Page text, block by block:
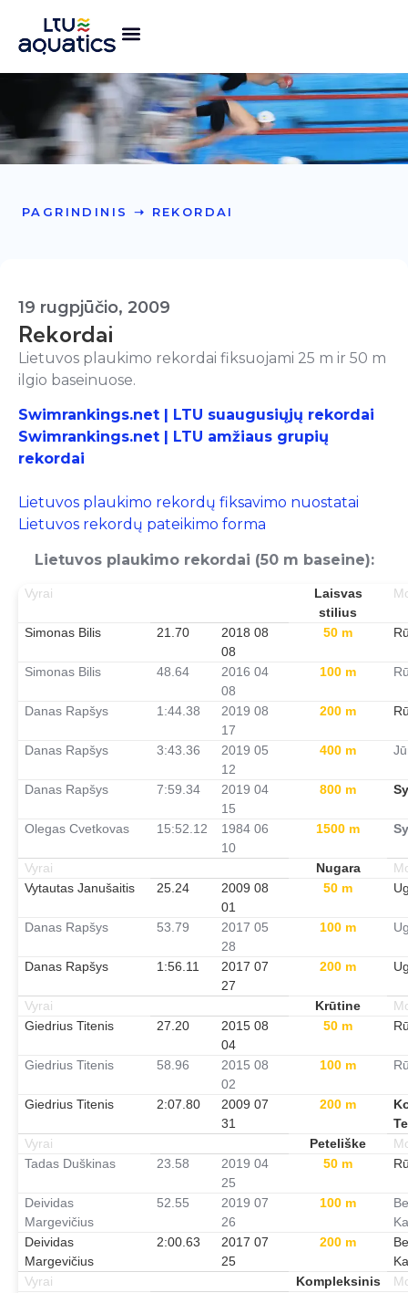
PAGRINDINIS ➝ REKORDAI
19 rugpjūčio, 2009
Rekordai
Lietuvos plaukimo rekordai fiksuojami 25 m ir 50 m
ilgio baseinuose.
Swimrankings.net | LTU suaugusiųjų rekordai
Swimrankings.net | LTU amžiaus grupių
rekordai
Lietuvos plaukimo rekordų fiksavimo nuostatai
Lietuvos rekordų pateikimo forma
Lietuvos plaukimo rekordai (50 m baseine):
Vyrai
Laisvas
stilius
Simonas Bilis 21.70
2018 08
08
50 m
Simonas Bilis 48.64
2016 04
08
100 m
Danas Rapšys 1:44.38
2019 08
17
200 m
Danas Rapšys 3:43.36
2019 05
12
400 m
Danas Rapšys 7:59.34
2019 04
15
800 m
Olegas Cvetkovas 15:52.12
1984 06
10
1500 m
Vyrai Nugara
Vytautas Janušaitis
25.24
2009 08
01
50 m
Danas Rapšys 53.79
2017 05
28
100 m
Danas Rapšys 1:56.11
2017 07
27
200 m
Vyrai Krūtine
Giedrius Titenis
27.20
2015 08
04
50 m
Giedrius Titenis 58.96
2015 08
02
100 m
Giedrius Titenis 2:07.80
2009 07
31
200 m
Vyrai
Peteliške
Tadas Duškinas
23.58
2019 04
25
50 m
Deividas
Margevičius
52.55
2019 07
26
100 m
Deividas
Margevičius
2:00.63
2017 07
25
200 m
Vyrai
Kompleksinis